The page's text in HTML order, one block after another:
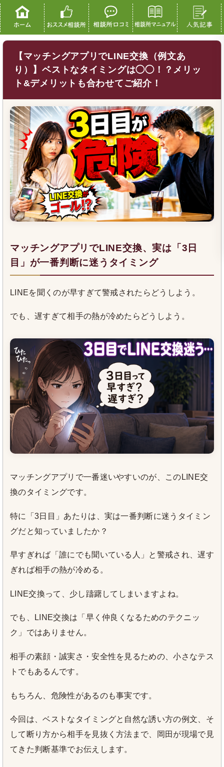
【マッチングアプリでLINE交換（例文あ
り）】ベストなタイミングは◯◯！？メリッ
ト&デメリットも合わせてご紹介！
マッチングアプリでLINE交換、実は「3日
目」が一番判断に迷うタイミング
LINEを聞くのが早すぎて警戒されたらどうしよう。
でも、遅すぎて相手の熱が冷めたらどうしよう。
マッチングアプリで一番迷いやすいのが、このLINE交
換のタイミングです。
特に「3日目」あたりは、実は一番判断に迷うタイミン
グだと知っていましたか？
早すぎれば「誰にでも聞いている人」と警戒され、遅す
ぎれば相手の熱が冷める。
LINE交換って、少し躊躇してしまいますよね。
でも、LINE交換は「早く仲良くなるためのテクニッ
ク」ではありません。
相手の素顔・誠実さ・安全性を見るための、小さなテス
トでもあるんです。
もちろん、危険性があるのも事実です。
今回は、ベストなタイミングと自然な誘い方の例文、そ
して断り方から相手を見抜く方法まで、岡田が現場で見
てきた判断基準でお伝えします。